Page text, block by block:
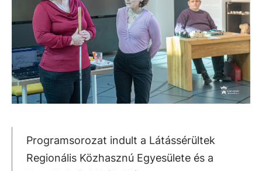
Programsorozat indult a Látássérültek
Regionális Közhasznú Egyesülete és a